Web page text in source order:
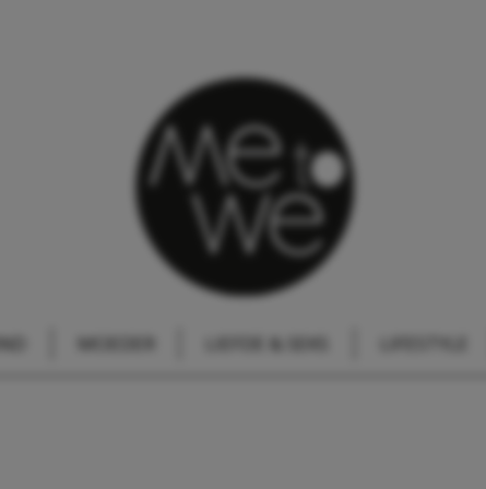
MOEDER LIEFDE & SEKS